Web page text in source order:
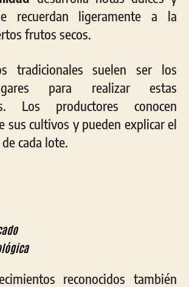
recuerdan ligeramente a la
frutos secos.
tradicionales suelen ser los
para realizar estas
Los productores conocen
sus cultivos y pueden explicar el
cada lote.
reconocidos también